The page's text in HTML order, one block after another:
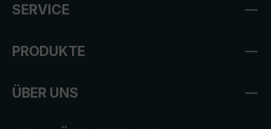
SERVICE
PRODUKTE
ÜBER UNS